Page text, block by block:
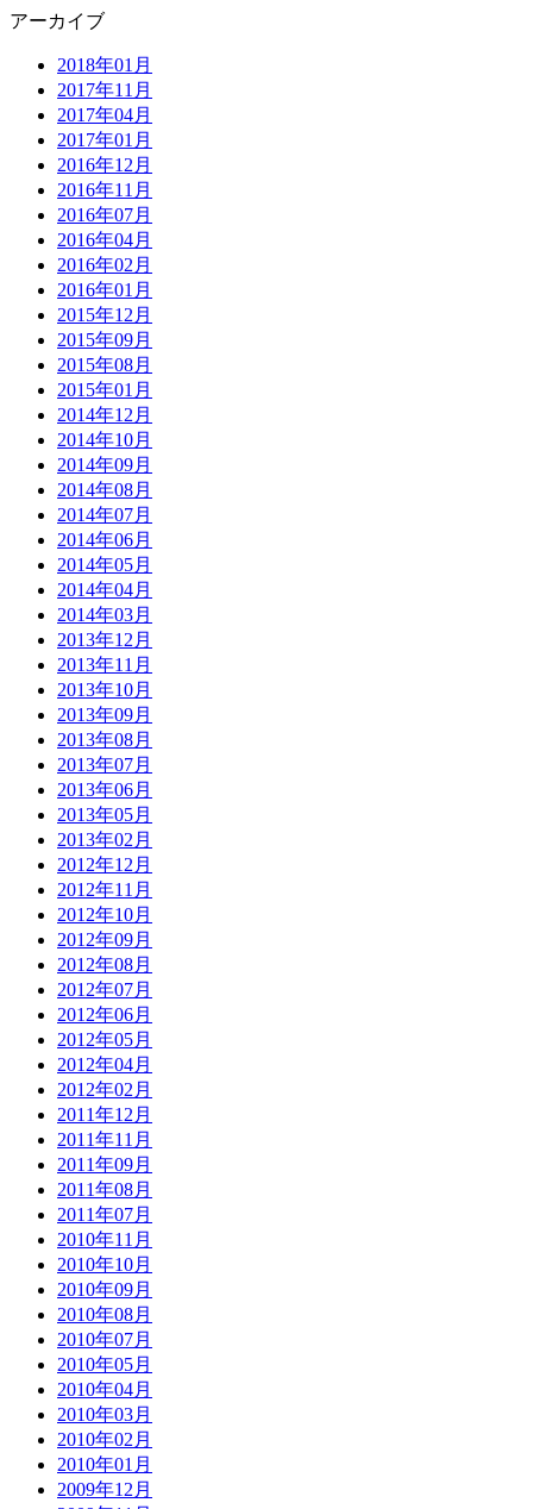
アーカイブ
2018年01月
2017年11月
2017年04月
2017年01月
2016年12月
2016年11月
2016年07月
2016年04月
2016年02月
2016年01月
2015年12月
2015年09月
2015年08月
2015年01月
2014年12月
2014年10月
2014年09月
2014年08月
2014年07月
2014年06月
2014年05月
2014年04月
2014年03月
2013年12月
2013年11月
2013年10月
2013年09月
2013年08月
2013年07月
2013年06月
2013年05月
2013年02月
2012年12月
2012年11月
2012年10月
2012年09月
2012年08月
2012年07月
2012年06月
2012年05月
2012年04月
2012年02月
2011年12月
2011年11月
2011年09月
2011年08月
2011年07月
2010年11月
2010年10月
2010年09月
2010年08月
2010年07月
2010年05月
2010年04月
2010年03月
2010年02月
2010年01月
2009年12月